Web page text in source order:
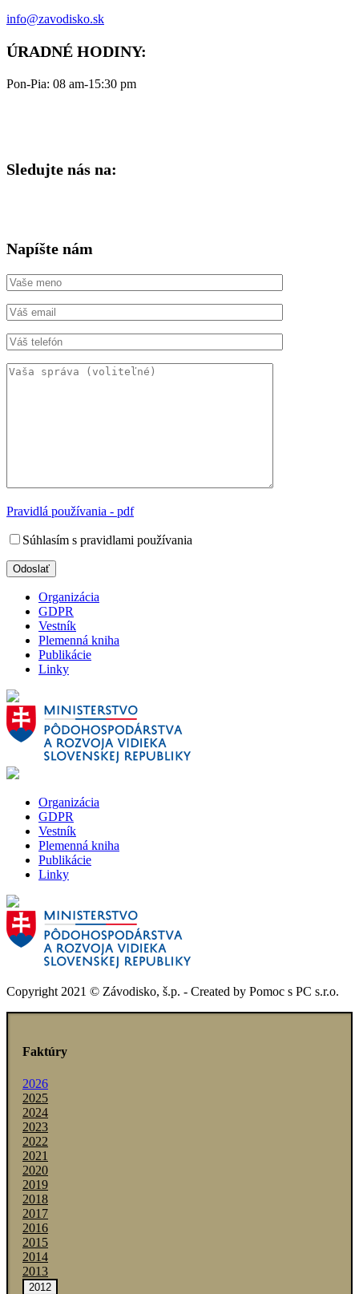
info@zavodisko.sk
ÚRADNÉ HODINY:
Pon-Pia: 08 am-15:30 pm
Sledujte nás na:
Napíšte nám
Pravidlá používania - pdf
Súhlasím s pravidlami používania
Organizácia
GDPR
Vestník
Plemenná kniha
Publikácie
Linky
Organizácia
GDPR
Vestník
Plemenná kniha
Publikácie
Linky
Copyright 2021 © Závodisko, š.p. - Created by Pomoc s PC s.r.o.
Faktúry
2026
2025
2024
2023
2022
2021
2020
2019
2018
2017
2016
2015
2014
2013
2012